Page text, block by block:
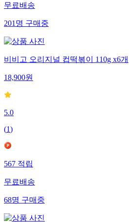
무료배송
201명구매중
비비고 오리지널 컵떡볶이 110g x6개
18,900원
5.0
(1)
567적립
무료배송
68명구매중